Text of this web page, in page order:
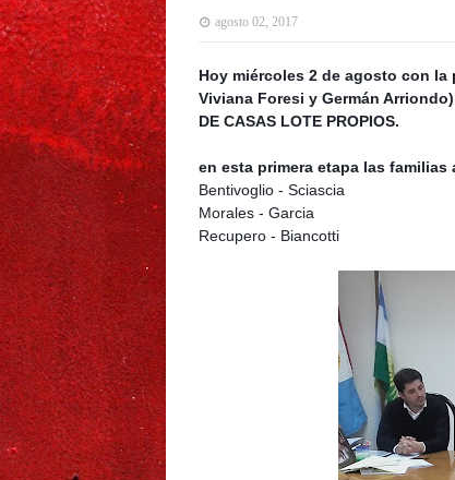
agosto 02, 2017
Hoy miércoles 2 de agosto con
Viviana Foresi y Germán
DE CASAS LOTE PROPIOS.
en esta primera etapa las
Bentivoglio - Sciascia
Morales - Garcia
Recupero - Biancotti